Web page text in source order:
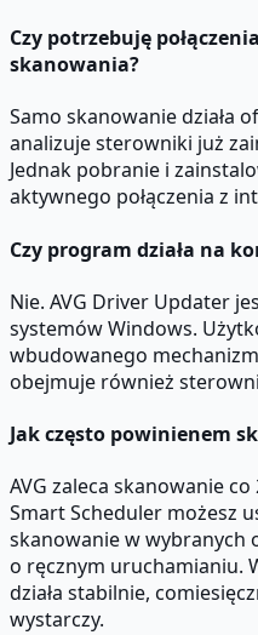
Czy potrzebuję
skanowania?
Samo skanowanie działa
analizuje sterowniki już
Jednak pobranie i
aktywnego połączenia z
Czy program działa na
Nie. AVG Driver Updater
systemów Windows.
wbudowanego
obejmuje również
Jak często powinienem
AVG zaleca skanowanie
Smart Scheduler możesz
skanowanie w wybranych
o ręcznym uruchamianiu.
działa stabilnie,
wystarczy.